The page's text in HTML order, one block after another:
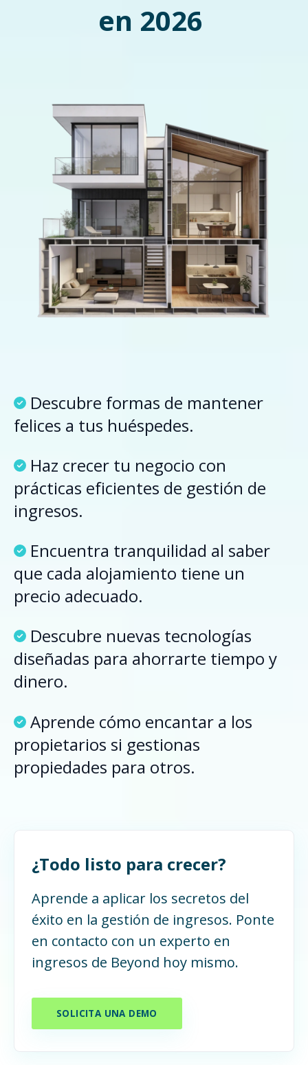
en 2026
Descubre formas de mantener
felices a tus huéspedes.
Haz crecer tu negocio con
prácticas eficientes de gestión de
ingresos.
Encuentra tranquilidad al saber
que cada alojamiento tiene un
precio adecuado.
Descubre nuevas tecnologías
diseñadas para ahorrarte tiempo y
dinero.
Aprende cómo encantar a los
propietarios si gestionas
propiedades para otros.
¿Todo listo para crecer?
Aprende a aplicar los secretos del
éxito en la gestión de ingresos. Ponte
en contacto con un experto en
ingresos de Beyond hoy mismo.
SOLICITA UNA DEMO